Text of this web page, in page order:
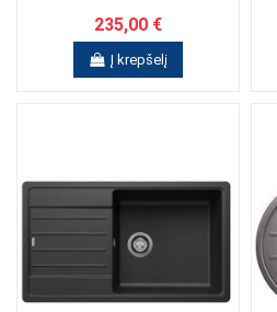
235,00 €
Į krepšelį